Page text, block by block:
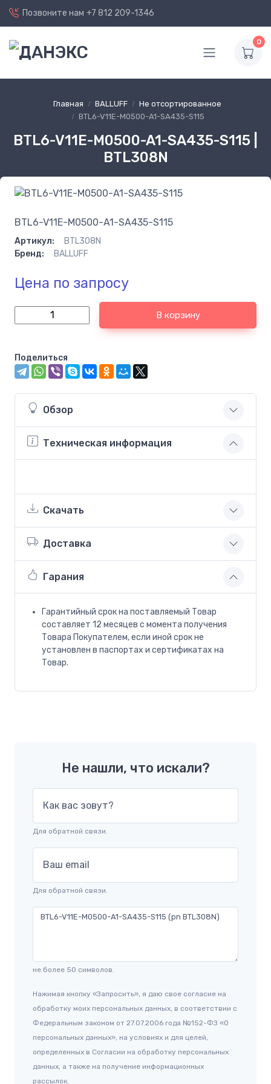
Позвоните нам +7 812 209-1346
0
Главная BALLUFF
Не отсортированное
BTL6-V11E-M0500-A1-SA435-S115
BTL6-V11E-M0500-A1-SA435-S115 |
BTL308N
BTL6-V11E-M0500-A1-SA435-S115
Артикул:
BTL308N
Бренд:
BALLUFF
Цена по запросу
В корзину
Поделиться
Обзор
Техническая информация
Скачать
Доставка
Гарания
Гарантийный срок на поставляемый Товар
составляет 12 месяцев с момента получения
Товара Покупателем, если иной срок не
установлен в паспортах и сертификатах на
Товар.
Не нашли, что искали?
Как вас зовут?
Для обратной связи.
Ваш email
Для обратной связи.
не более 50 символов.
Нажимая кнопку «Запросить», я даю свое согласие на
обработку моих персональных данных, в соответствии с
Федеральным законом от 27.07.2006 года №152-ФЗ «О
персональных данных», на условиях и для целей,
определенных в Согласии на обработку персональных
данных, а также на получение информационных
рассылок.